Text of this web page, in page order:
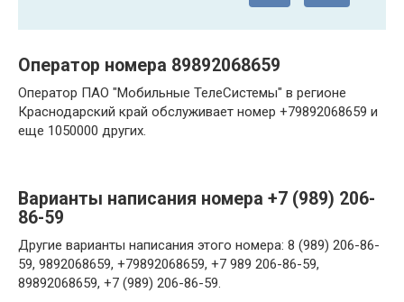
Оператор номера 89892068659
Оператор ПАО "Мобильные ТелеСистемы" в регионе
Краснодарский край обслуживает номер +79892068659 и
еще 1050000 других.
Варианты написания номера +7 (989) 206-
86-59
Другие варианты написания этого номера: 8 (989) 206-86-
59, 9892068659, +79892068659, +7 989 206-86-59,
89892068659, +7 (989) 206-86-59.